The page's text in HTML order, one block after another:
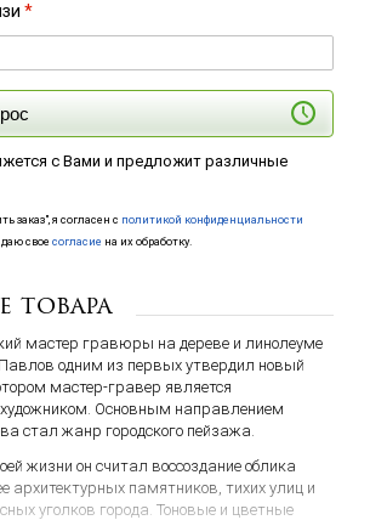
*
с Вами и предложит различные
заказ", я согласен с политикой конфиденциальности
свое согласие на их обработку.
товара
мастер гравюры на дереве и линолеуме
одним из первых утвердил новый
мастер-гравер является
Основным направлением
стал жанр городского пейзажа.
жизни он считал воссоздание облика
архитектурных памятников, тихих улиц и
уголков города. Тоновые и цветные